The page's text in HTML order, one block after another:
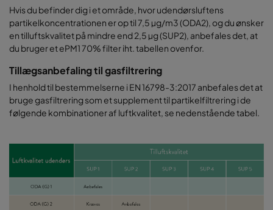
Hvis du befinder dig i et område, hvor udendørsluftens
partikelkoncentrationen er op til 7,5 µg/m3 (ODA2), og du ønsker
en tilluftskvalitet på mindre end 2,5 µg (SUP2), anbefales det, at
du bruger et ePM1 70% filter iht. tabellen ovenfor.
Tillægsanbefaling til gasfiltrering
I henhold til bestemmelserne i EN 16798-3:2017 anbefales det at
bruge gasfiltrering som et supplement til partikelfiltrering i de
følgende kombinationer af luftkvalitet, se nedenstående tabel.